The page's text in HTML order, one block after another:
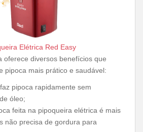
Elétrica Red Easy
oferece diversos benefícios que
pipoca mais prático e saudável:
pipoca rapidamente sem
óleo;
feita na pipoqueira elétrica é mais
não precisa de gordura para